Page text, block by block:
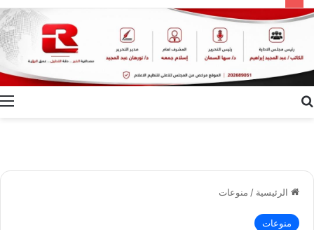
الرئيسية / منوعات
منوعات